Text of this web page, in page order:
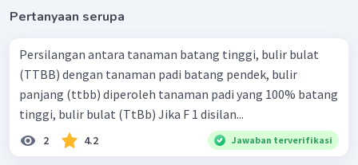
Pertanyaan serupa
Persilangan antara tanaman batang tinggi, bulir bulat
(TTBB) dengan tanaman padi batang pendek, bulir
panjang (ttbb) diperoleh tanaman padi yang 100% batang
tinggi, bulir bulat (TtBb) Jika F 1 disilan...
2 4.2 Jawaban terverifikasi